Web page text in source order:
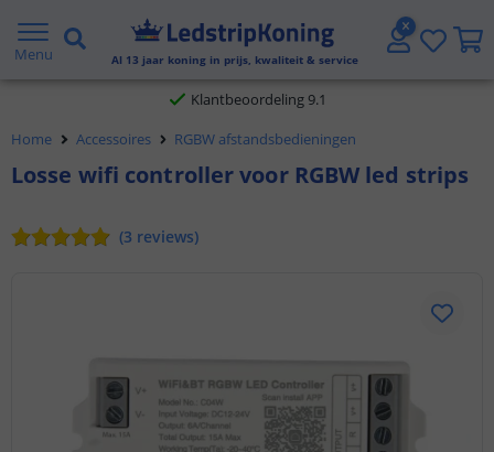
Menu Al 13 jaar koning in prijs, kwaliteit & service
Gratis verzending vanaf € 20,- NL en BE
Klantbeoordeling 9.1
Voor 23:45 uur besteld, morgen in huis
Home Accessoires RGBW afstandsbedieningen
Losse wifi controller voor RGBW led strips
(3 reviews)